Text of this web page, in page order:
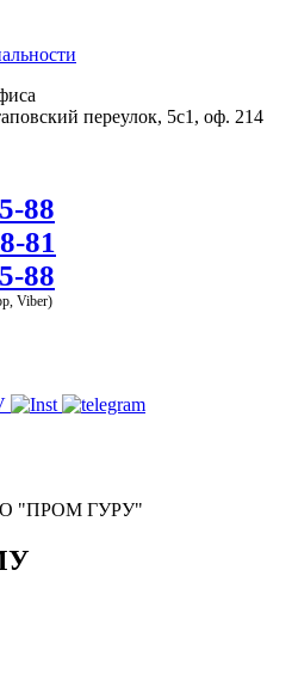
переулок, 5с1, оф. 214
88
81
88
Viber)
"ПРОМ ГУРУ"